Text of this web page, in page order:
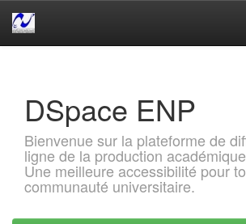
DSpace ENP
Bienvenue sur la plateforme de
ligne de la production
Une meilleure accessibilité pour
communauté universitaire.